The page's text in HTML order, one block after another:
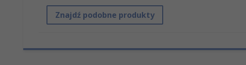
Znajdź podobne produkty